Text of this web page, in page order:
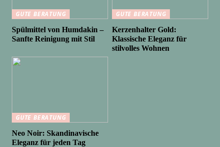
GUTE BERATUNG
Spülmittel von Humdakin –
Sanfte Reinigung mit Stil
GUTE BERATUNG
Kerzenhalter Gold:
Klassische Eleganz für
stilvolles Wohnen
GUTE BERATUNG
Neo Noir: Skandinavische
Eleganz für jeden Tag